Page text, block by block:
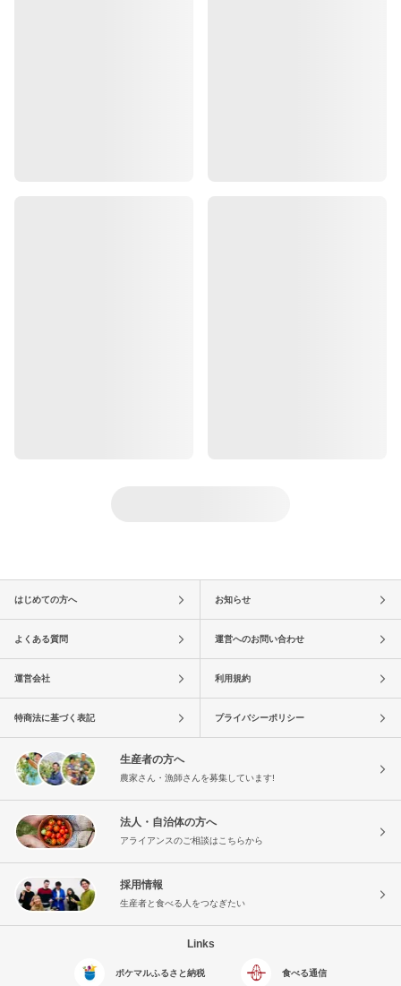
はじめての方へ お知らせ
よくある質問 運営へのお問い合わせ
運営会社 利用規約
特商法に基づく表記 プライバシーポリシー
生産者の方へ
農家さん・漁師さんを募集しています!
法人・自治体の方へ
アライアンスのご相談はこちらから
採用情報
生産者と食べる人をつなぎたい
Links
ポケマルふるさと納税 食べる通信